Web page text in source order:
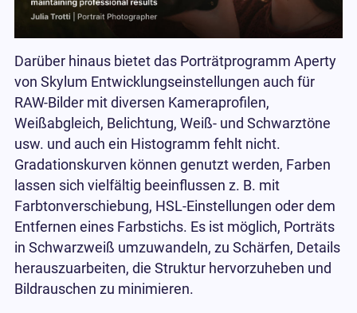
Darüber hinaus bietet das Porträtprogramm Aperty
von Skylum Entwicklungseinstellungen auch für
RAW-Bilder mit diversen Kameraprofilen,
Weißabgleich, Belichtung, Weiß- und Schwarztöne
usw. und auch ein Histogramm fehlt nicht.
Gradationskurven können genutzt werden, Farben
lassen sich vielfältig beeinflussen z. B. mit
Farbtonverschiebung, HSL-Einstellungen oder dem
Entfernen eines Farbstichs. Es ist möglich, Porträts
in Schwarzweiß umzuwandeln, zu Schärfen, Details
herauszuarbeiten, die Struktur hervorzuheben und
Bildrauschen zu minimieren.